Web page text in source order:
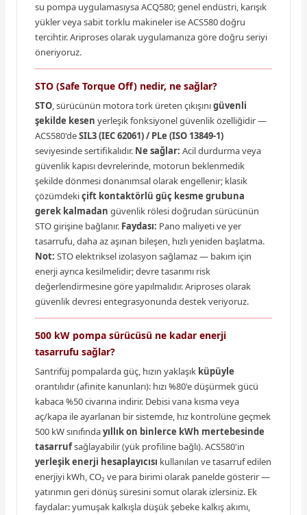
su pompa uygulamasıysa ACQ580; genel endüstri, karışık
yükler veya sabit torklu makineler ise ACS580 doğru
tercihtir. Ariproses olarak uygulamanıza göre doğru seriyi
öneriyoruz.
STO (Safe Torque Off) nedir, ne sağlar?
STO, sürücünün motora tork üreten çıkışınıgüvenli
şekilde kesen yerleşik fonksiyonel güvenlik özelliğidir —
ACS580'deSIL3 (IEC 62061) / PLe (ISO 13849-1)
seviyesinde sertifikalıdır. Ne sağlar: Acil durdurma veya
güvenlik kapısı devrelerinde, motorun beklenmedik
şekilde dönmesi donanımsal olarak engellenir; klasik
çözümdekiçift kontaktörlü güç kesme grubuna
gerek kalmadan güvenlik rölesi doğrudan sürücünün
STO girişine bağlanır. Faydası: Pano maliyeti ve yer
tasarrufu, daha az aşınan bileşen, hızlı yeniden başlatma.
Not: STO elektriksel izolasyon sağlamaz — bakım için
enerji ayrıca kesilmelidir; devre tasarımı risk
değerlendirmesine göre yapılmalıdır. Ariproses olarak
güvenlik devresi entegrasyonunda destek veriyoruz.
500 kW pompa sürücüsü ne kadar enerji
tasarrufu sağlar?
Santrifüj pompalarda güç, hızın yaklaşık küpüyle
orantılıdır (afinite kanunları): hızı %80'e düşürmek gücü
kabaca %50 civarına indirir. Debisi vana kısma veya
aç/kapa ile ayarlanan bir sistemde, hız kontrolüne geçmek
500 kW sınıfındayıllık on binlerce kWh mertebesinde
tasarrufsağlayabilir (yük profiline bağlı). ACS580'in
yerleşik enerji hesaplayıcısı kullanılan ve tasarruf edilen
enerjiyi kWh, CO₂ ve para birimi olarak panelde gösterir —
yatırımın geri dönüş süresini somut olarak izlersiniz. Ek
faydalar: yumuşak kalkışla düşük şebeke kalkış akımı,